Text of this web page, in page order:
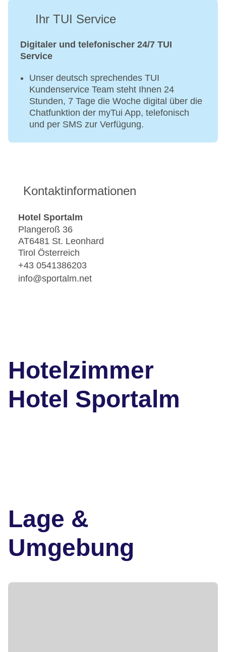
Ihr TUI Service
Digitaler und telefonischer 24/7 TUI
Service
Unser deutsch sprechendes TUI
Kundenservice Team steht Ihnen 24
Stunden, 7 Tage die Woche digital über die
Chatfunktion der myTui App, telefonisch
und per SMS zur Verfügung.
Kontaktinformationen
Hotel Sportalm
Plangeroß 36
AT6481 St. Leonhard
Tirol Österreich
+43 0541386203
info@sportalm.net
Hotelzimmer
Hotel Sportalm
Lage &
Umgebung